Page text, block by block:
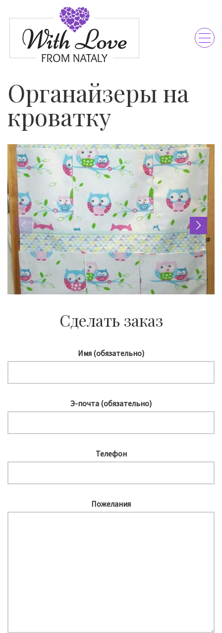
Органайзеры на
кроватку
Сделать заказ
Имя (обязательно)
Э-почта (обязательно)
Телефон
Пожелания